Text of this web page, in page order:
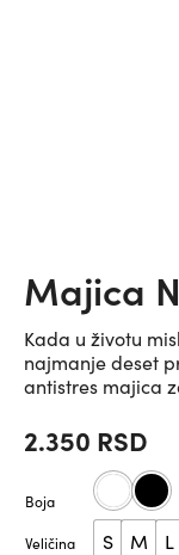
Majica
Kada u životu
najmanje deset
antistres majica
2.350 RSD
Boja
Veličina S M L